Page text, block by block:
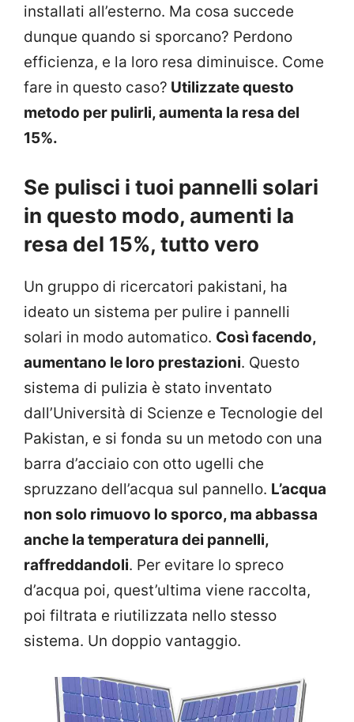
installati all’esterno. Ma cosa succede
dunque quando si sporcano? Perdono
efficienza, e la loro resa diminuisce. Come
fare in questo caso? Utilizzate questo
metodo per pulirli, aumenta la resa del
15%.
Se pulisci i tuoi pannelli solari
in questo modo, aumenti la
resa del 15%, tutto vero
Un gruppo di ricercatori pakistani, ha
ideato un sistema per pulire i pannelli
solari in modo automatico. Così facendo,
aumentano le loro prestazioni. Questo
sistema di pulizia è stato inventato
dall’Università di Scienze e Tecnologie del
Pakistan, e si fonda su un metodo con una
barra d’acciaio con otto ugelli che
spruzzano dell’acqua sul pannello. L’acqua
non solo rimuovo lo sporco, ma abbassa
anche la temperatura dei pannelli,
raffreddandoli. Per evitare lo spreco
d’acqua poi, quest’ultima viene raccolta,
poi filtrata e riutilizzata nello stesso
sistema. Un doppio vantaggio.